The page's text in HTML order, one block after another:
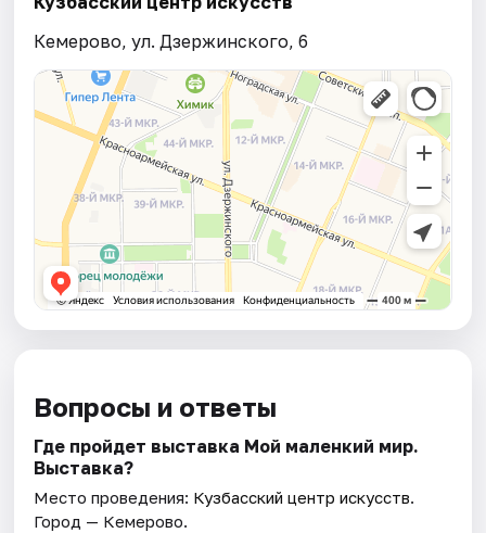
Кемерово, ул. Дзержинского, 6
Вопросы и ответы
Где пройдет выставка Мой маленкий мир.
Выставка?
Место проведения: Кузбасский центр искусств.
Город — Кемерово.